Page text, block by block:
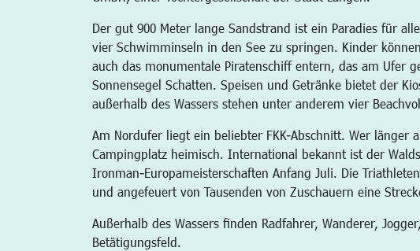
Der gut 900 Meter lange Sandstrand ist ein Paradies für
vier Schwimminseln in den See zu springen. Kinder
auch das monumentale Piratenschiff entern, das am Ufer
Sonnensegel Schatten. Speisen und Getränke bietet der
außerhalb des Wassers stehen unter anderem vier
Am Nordufer liegt ein beliebter FKK-Abschnitt. Wer länger
Campingplatz heimisch. International bekannt ist der
Ironman-Europameisterschaften Anfang Juli. Die
und angefeuert von Tausenden von Zuschauern eine
Außerhalb des Wassers finden Radfahrer, Wanderer,
Betätigungsfeld.